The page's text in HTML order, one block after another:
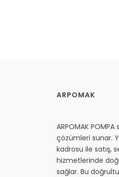
ARPOMAK
ARPOMAK
çözümleri sunar.
kadrosu ile satış,
hizmetlerinde
sağlar. Bu